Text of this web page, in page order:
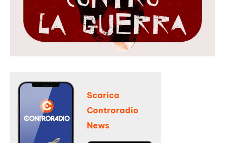
Scarica
Controradio
News